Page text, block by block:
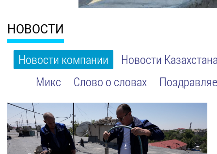
НОВОСТИ
Новости компании
Новости
Микс
Слово о словах